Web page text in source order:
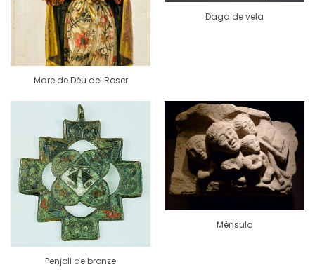
Mare de Déu del Roser
Daga de vela
Penjoll de bronze
Mènsula